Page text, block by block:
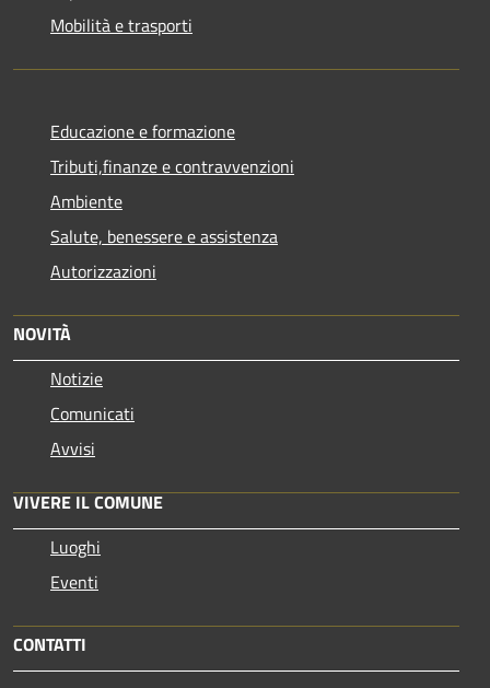
Mobilità e trasporti
Educazione e formazione
Tributi,finanze e contravvenzioni
Ambiente
Salute, benessere e assistenza
Autorizzazioni
NOVITÀ
Notizie
Comunicati
Avvisi
VIVERE IL COMUNE
Luoghi
Eventi
CONTATTI